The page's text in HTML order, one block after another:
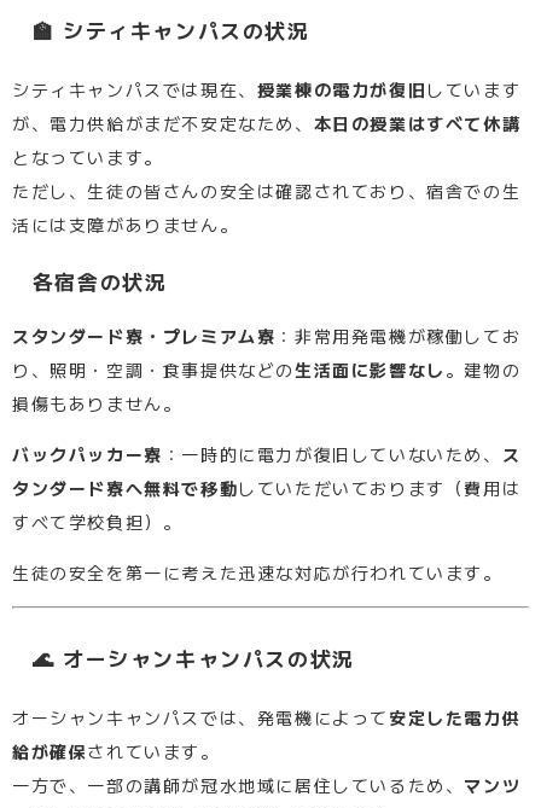
🏫 シティキャンパスの状況
シティキャンパスでは現在、 授業棟の電力が復旧 しています
が、電力供給がまだ不安定なため、 本日の授業はすべて休講
となっています。
ただし、生徒の皆さんの安全は確認されており、宿舎での生
活には支障がありません。
各宿舎の状況
スタンダード寮・プレミアム寮 ：非常用発電機が稼働してお
り、照明・空調・食事提供などの生活面に影響なし 。建物の
損傷もありません。
バックパッカー寮 ：一時的に電力が復旧していないため、
ス
タンダード寮へ無料で移動していただいております（費用は
すべて学校負担）。
生徒の安全を第一に考えた迅速な対応が行われています。
🌊 オーシャンキャンパスの状況
オーシャンキャンパスでは、発電機によって 安定した電力供
給が確保されています。
一方で、一部の講師が冠水地域に居住しているため、 マンツ